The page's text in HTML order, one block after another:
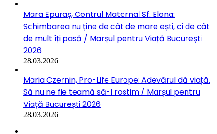
Mara Epuraș, Centrul Maternal Sf. Elena:
Schimbarea nu ține de cât de mare ești, ci de cât
de mult îți pasă / Marșul pentru Viață București
2026
28.03.2026
Maria Czernin, Pro-Life Europe: Adevărul dă viață.
Să nu ne fie teamă să-l rostim / Marșul pentru
Viață București 2026
28.03.2026